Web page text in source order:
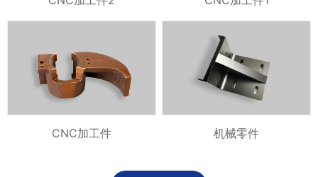
CNC加工件 机械零件